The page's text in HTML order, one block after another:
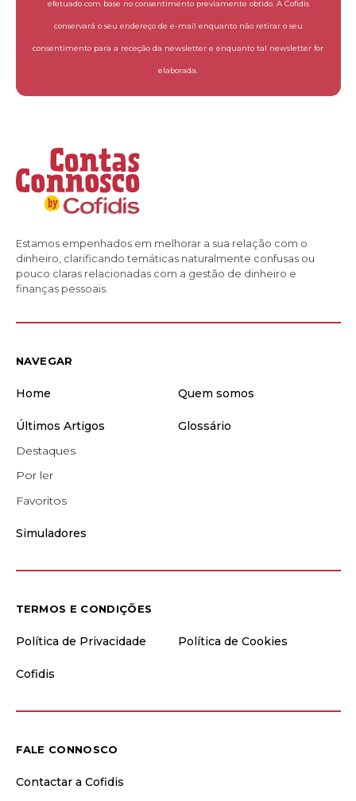
efetuado com base no consentimento previamente obtido. A Cofidis
conservará o seu endereço de e-mail enquanto não retirar o seu
consentimento para a receção da newsletter e enquanto tal newsletter for
elaborada.
Estamos empenhados em melhorar a sua relação com o
dinheiro, clarificando temáticas naturalmente confusas ou
pouco claras relacionadas com a gestão de dinheiro e
finanças pessoais.
NAVEGAR
Home Quem somos
Últimos Artigos
Destaques
Por ler
Favoritos
Glossário
Simuladores
TERMOS E CONDIÇÕES
Política de Privacidade Política de Cookies
Cofidis
FALE CONNOSCO
Contactar a Cofidis